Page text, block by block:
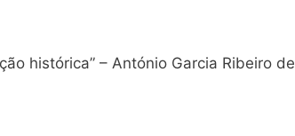
histórica” – António Garcia Ribeiro de